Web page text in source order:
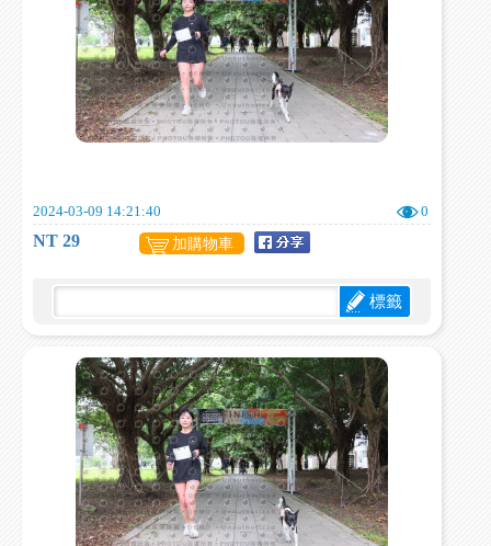
2024-03-09 14:21:40 0
NT 29 加購物車
標籤